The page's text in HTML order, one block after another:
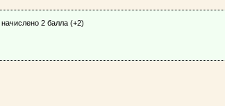
2 балла (+2)